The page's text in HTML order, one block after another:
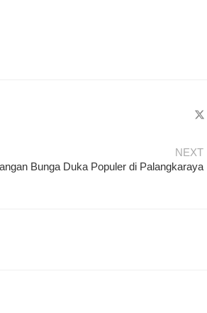
NEXT
Bunga Duka Populer di Palangkaraya